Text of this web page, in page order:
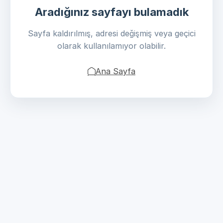
Aradığınız sayfayı bulamadık
Sayfa kaldırılmış, adresi değişmiş veya geçici
olarak kullanılamıyor olabilir.
Ana Sayfa